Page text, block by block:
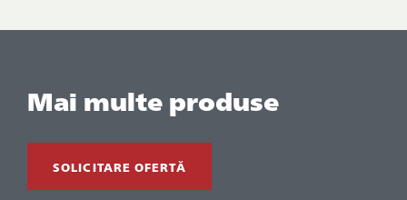
Mai multe produse
SOLICITARE OFERTĂ